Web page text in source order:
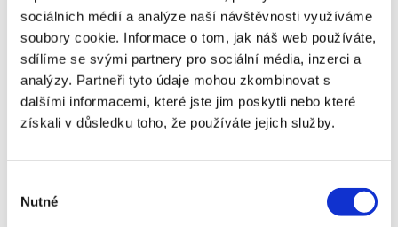
sociálních médií a analýze naší návštěvnosti využíváme
soubory cookie. Informace o tom, jak náš web používáte,
sdílíme se svými partnery pro sociální média, inzerci a
analýzy. Partneři tyto údaje mohou zkombinovat s
dalšími informacemi, které jste jim poskytli nebo které
získali v důsledku toho, že používáte jejich služby.
souhlasu
Nutné